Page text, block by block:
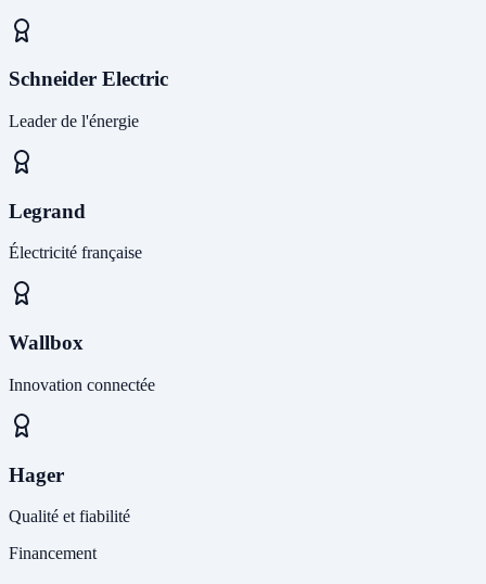
Schneider Electric
Leader de l'énergie
Legrand
Électricité française
Wallbox
Innovation connectée
Hager
Qualité et fiabilité
Financement